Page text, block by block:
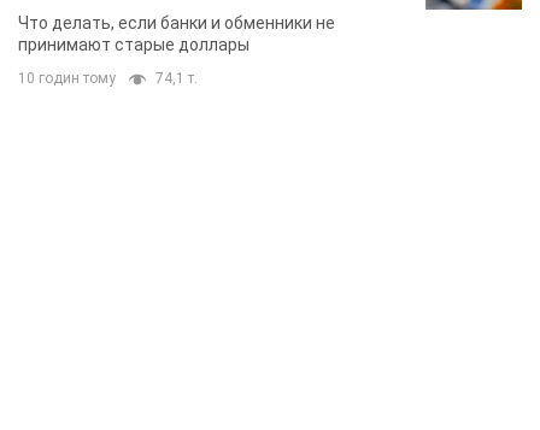
банки такие купюры
Что делать, если банки и обменники не
принимают старые доллары
10 годин тому 74,1 т.